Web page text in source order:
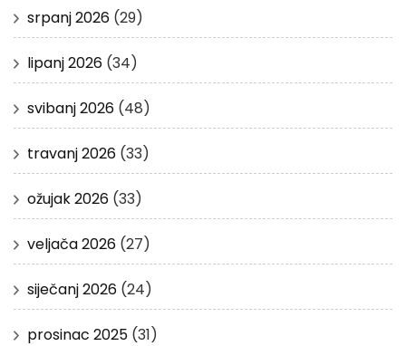
srpanj 2026 (29)
lipanj 2026 (34)
svibanj 2026 (48)
travanj 2026 (33)
ožujak 2026 (33)
veljača 2026 (27)
siječanj 2026 (24)
prosinac 2025 (31)